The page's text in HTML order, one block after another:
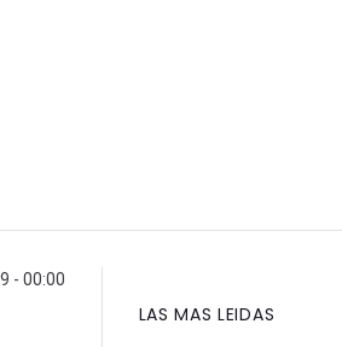
- 00:00
LAS MAS LEIDAS